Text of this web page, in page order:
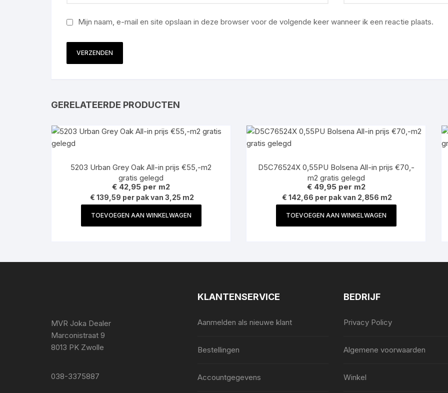
Mijn naam, e-mail en site opslaan in deze browser voor de volgende keer wanneer ik een reactie plaats.
GERELATEERDE PRODUCTEN
5203 Urban Grey Oak All-in prijs €55,-m2
gratis gelegd
€ 42,95 per m2
€ 139,59 per pak van 3,25 m2
TOEVOEGEN AAN WINKELWAGEN
D5C76524X 0,55PU Bolsena All-in prijs €70,-
m2 gratis gelegd
€49,95per m2
€ 142,66 per pak van 2,856 m2
TOEVOEGEN AAN WINKELWAGEN
MVR Joka Dealer
Marconistraat 9
8013 PK Zwolle
038-3375887
KLANTENSERVICE
Aanmelden als nieuwe klant
Bestellingen
Accountgegevens
BEDRIJF
Privacy Policy
Algemene voorwaarden
Winkel